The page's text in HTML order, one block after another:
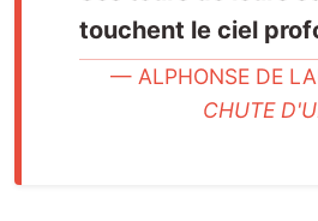
touchent le ciel
ALPHONSE DE
CHUTE